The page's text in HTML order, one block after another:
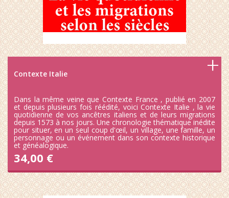
Contexte Italie
Dans la même veine que Contexte France , publié en 2007
et depuis plusieurs fois réédité, voici Contexte Italie , la vie
quotidienne de vos ancêtres italiens et de leurs migrations
depuis 1573 à nos jours. Une chronologie thématique inédite
pour situer, en un seul coup d'œil, un village, une famille, un
personnage ou un événement dans son contexte historique
et généalogique.
34,00 €